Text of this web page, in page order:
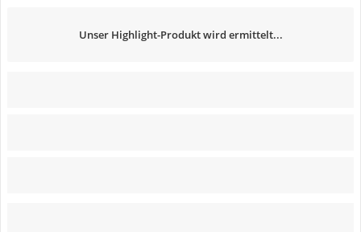
Unser Highlight-Produkt wird ermittelt...